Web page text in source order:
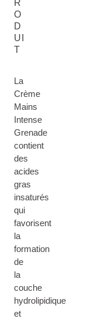
R
O
D
UI
T
La
Crème
Mains
Intense
Grenade
contient
des
acides
gras
insaturés
qui
favorisent
la
formation
de
la
couche
hydrolipidique
et